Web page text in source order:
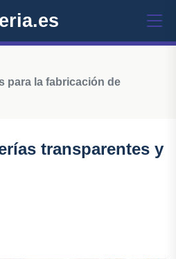
para la fabricación de
transparentes y